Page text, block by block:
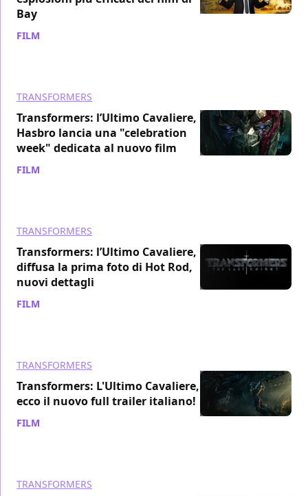
Bay
FILM
TRANSFORMERS
Transformers: l’Ultimo Cavaliere, la
Hasbro lancia una "celebration
week" dedicata al nuovo film
FILM
TRANSFORMERS
Transformers: l’Ultimo Cavaliere,
diffusa la prima foto di Hot Rod,
nuovi dettagli
FILM
TRANSFORMERS
Transformers: L'Ultimo Cavaliere,
ecco il nuovo full trailer italiano!
FILM
TRANSFORMERS